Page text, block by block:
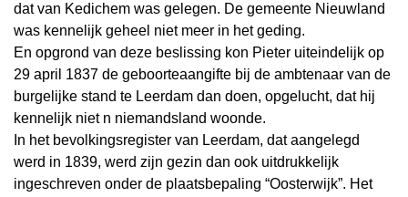
dat van Kedichem was gelegen. De gemeente Nieuwland
was kennelijk geheel niet meer in het geding.
En opgrond van deze beslissing kon Pieter uiteindelijk op
29 april 1837 de geboorteaangifte bij de ambtenaar van de
burgelijke stand te Leerdam dan doen, opgelucht, dat hij
kennelijk niet n niemandsland woonde.
In het bevolkingsregister van Leerdam, dat aangelegd
werd in 1839, werd zijn gezin dan ook uitdrukkelijk
ingeschreven onder de plaatsbepaling “Oosterwijk”. Het